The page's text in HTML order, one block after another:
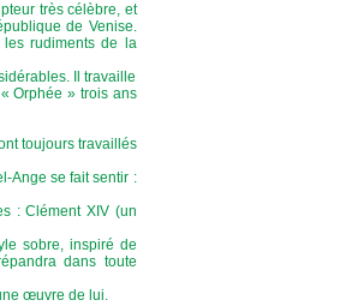
très célèbre, et
de Venise.
rudiments de la
Il travaille
Orphée » trois ans
toujours travaillés
Ange se fait sentir :
: Clément XIV (un
sobre, inspiré de
dans toute
œuvre de lui.